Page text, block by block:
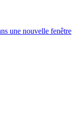
une nouvelle fenêtre